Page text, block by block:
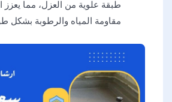
طبقة علوية من العزل، مما يعزز
مقاومة المياه والرطوبة بشكل